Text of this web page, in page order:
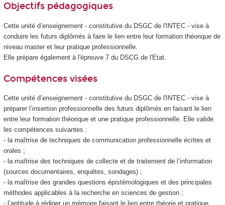
Objectifs pédagogiques
Cette unité d’enseignement - constitutive du DSGC de l'INTEC - vise à
conduire les futurs diplômés à faire le lien entre leur formation théorique de
niveau master et leur pratique professionnelle.
Elle prépare également à l'épreuve 7 du DSCG de l'Etat.
Compétences visées
Cette unité d’enseignement - constitutive du DSGC de l'INTEC - vise à
préparer l’insertion professionnelle des futurs diplômés en faisant le lien
entre leur formation théorique et une pratique professionnelle. Elle valide
les compétences suivantes :
- la maîtrise de techniques de communication professionnelle écrites et
orales ;
- la maîtrise des techniques de collecte et de traitement de l’information
(sources documentaires, enquêtes, sondages) ;
- la maîtrise des grandes questions épistémologiques et des principales
méthodes applicables à la recherche en sciences de gestion ;
- l’aptitude à rédiger un mémoire faisant le lien entre théorie et pratique